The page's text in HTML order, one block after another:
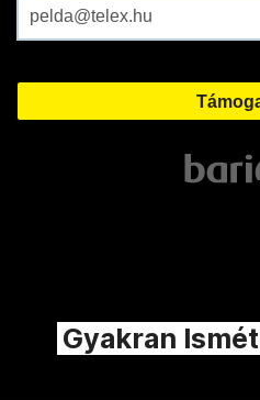
Gyakran